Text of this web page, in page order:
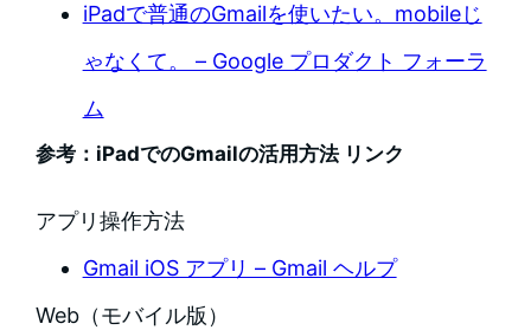
iPadで普通のGmailを使いたい。mobileじ
ゃなくて。 – Google プロダクト フォーラ
ム
参考：iPadでのGmailの活用方法 リンク
アプリ操作方法
Gmail iOS アプリ – Gmail ヘルプ
Web（モバイル版）